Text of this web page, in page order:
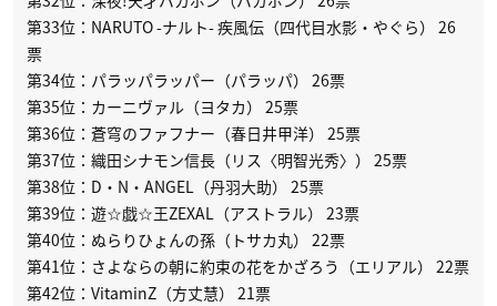
第33位：NARUTO -ナルト- 疾風伝（四代目水影・やぐら） 26
票
第34位：パラッパラッパー（パラッパ） 26票
第35位：カーニヴァル（ヨタカ） 25票
第36位：蒼穹のファフナー（春日井甲洋） 25票
第37位：織田シナモン信長（リス〈明智光秀〉） 25票
第38位：D・N・ANGEL（丹羽大助） 25票
第39位：遊☆戯☆王ZEXAL（アストラル） 23票
第40位：ぬらりひょんの孫（トサカ丸） 22票
第41位：さよならの朝に約束の花をかざろう（エリアル） 22票
第42位：VitaminZ（方丈慧） 21票